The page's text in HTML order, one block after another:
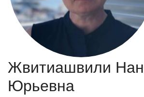
Жвитиашвили
Юрьевна